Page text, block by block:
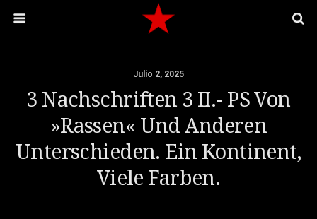
Julio 2, 2025
3 Nachschriften 3 II.- PS Von
»Rassen« Und Anderen
Unterschieden. Ein Kontinent,
Viele Farben.